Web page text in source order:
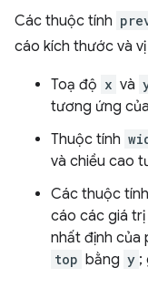
Các thuộc tính
cáo kích thước và
Toạ độ x và
tương ứng
Thuộc tính
và chiều cao
Các thuộc tính
cáo các giá
nhất định của
top bằng y ;